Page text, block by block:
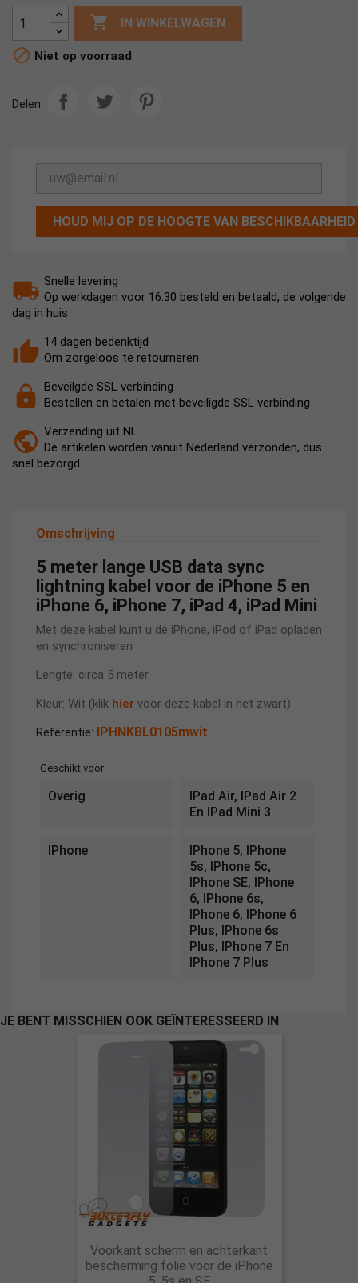
 IN WINKELWAGEN
 Niet op voorraad
Delen
HOUD MIJ OP DE HOOGTE VAN BESCHIKBAARHEID
Snelle levering
Op werkdagen voor 16:30 besteld en betaald, de volgende
dag in huis
14 dagen bedenktijd
Om zorgeloos te retourneren
Beveilgde SSL verbinding
Bestellen en betalen met beveiligde SSL verbinding
Verzending uit NL
De artikelen worden vanuit Nederland verzonden, dus
snel bezorgd
Omschrijving
5 meter lange USB data sync
lightning kabel voor de iPhone 5 en
iPhone 6, iPhone 7, iPad 4, iPad Mini
Met deze kabel kunt u de iPhone, iPod of iPad opladen
en synchroniseren
Lengte: circa 5 meter
Kleur: Wit (klik hier voor deze kabel in het zwart)
Referentie: IPHNKBL0105mwit
Geschikt voor
Overig
IPad Air, IPad Air 2
En IPad Mini 3
IPhone
IPhone 5, IPhone
5s, IPhone 5c,
IPhone SE, IPhone
6, IPhone 6s,
IPhone 6, IPhone 6
Plus, IPhone 6s
Plus, IPhone 7 En
IPhone 7 Plus
JE BENT MISSCHIEN OOK GEÏNTERESSEERD IN
Voorkant scherm en achterkant
bescherming folie voor de iPhone